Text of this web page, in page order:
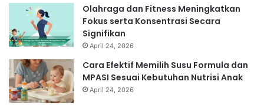
Olahraga dan Fitness Meningkatkan
Fokus serta Konsentrasi Secara
Signifikan
April 24, 2026
Cara Efektif Memilih Susu Formula dan
MPASI Sesuai Kebutuhan Nutrisi Anak
April 24, 2026